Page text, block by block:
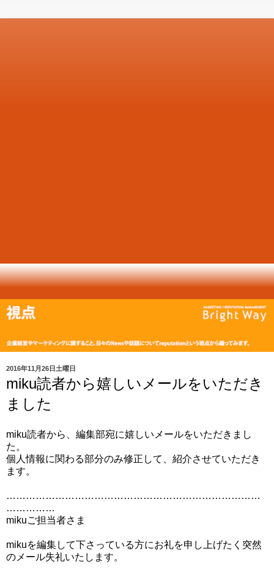
2016年11月26日土曜日
miku読者から嬉しいメールをいただき
ました
miku読者から、編集部宛に嬉しいメールをいただきまし
た。
個人情報に関わる部分のみ修正して、 紹介させていただき
ます。
……………………………………………………………………
……………
mikuご担当者さま
mikuを編集して下さっている方にお礼を申し上げたく突然
のメール失礼いたします。